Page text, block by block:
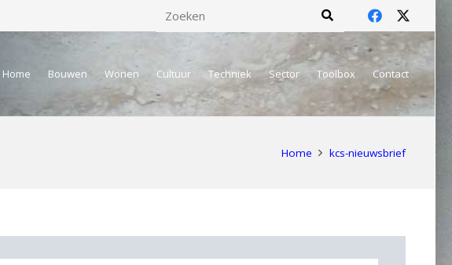
Home Bouwen Wonen Cultuur Techniek Sector Toolbox Contact
Home kcs-nieuwsbrief